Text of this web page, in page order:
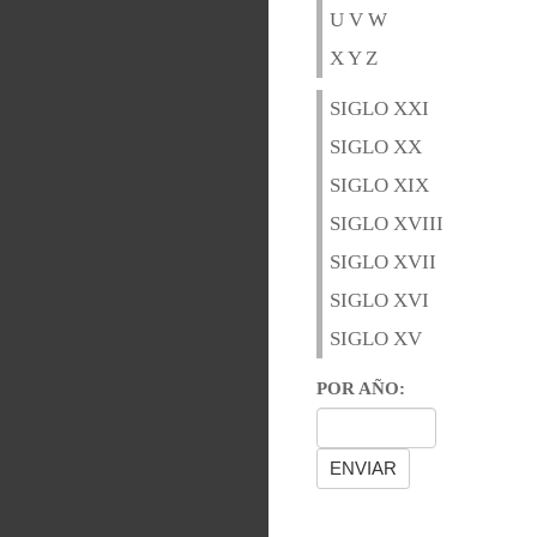
U V W
X Y Z
SIGLO XXI
SIGLO XX
SIGLO XIX
SIGLO XVIII
SIGLO XVII
SIGLO XVI
SIGLO XV
POR AÑO: